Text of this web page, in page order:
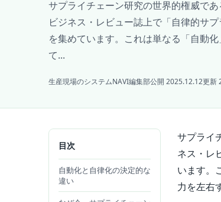
サプライチェーン研究の世界的権威で
ビジネス・レビュー誌上で「自律的サ
を集めています。これは単なる「自動
て...
生産現場のシステムNAVI編集部公開 2025.12.12更新
目次
自動化と自律化の決定的な
違い
サプライ
ネス・レ
います。
力を左右